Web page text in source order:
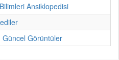
Ansiklopedisi
Güncel Görüntüler